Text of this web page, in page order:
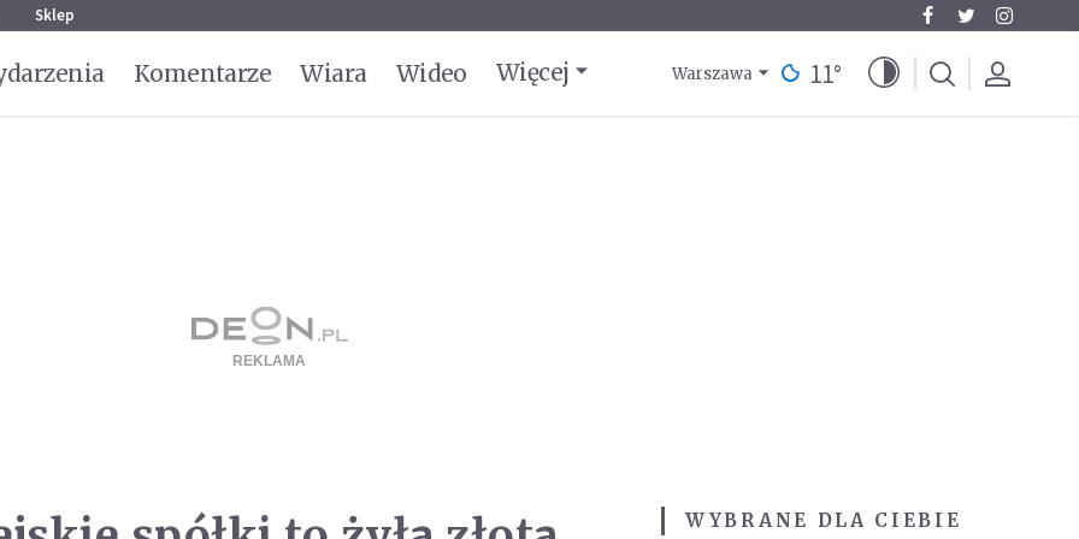
Sklep
Komentarze Wiara Wideo Więcej Warszawa 11°
WYBRANE DLA CIEBIE